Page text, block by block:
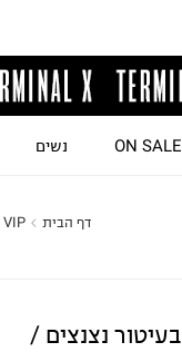
ON SALE נשים
דף הבית VIP
כפכפי אצבע Iqushion בעיטור נצנצים /